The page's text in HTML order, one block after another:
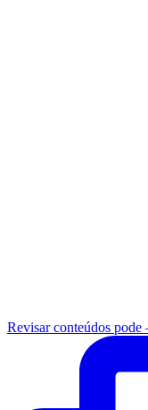
Revisar conteúdos